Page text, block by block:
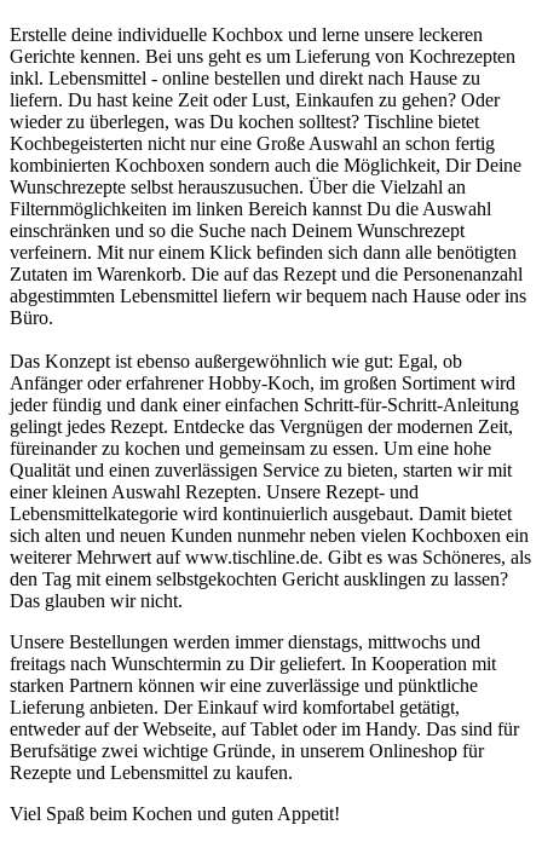
Erstelle deine individuelle Kochbox und lerne unsere leckeren
Gerichte kennen. Bei uns geht es um Lieferung von Kochrezepten
inkl. Lebensmittel - online bestellen und direkt nach Hause zu
liefern. Du hast keine Zeit oder Lust, Einkaufen zu gehen? Oder
wieder zu überlegen, was Du kochen solltest? Tischline bietet
Kochbegeisterten nicht nur eine Große Auswahl an schon fertig
kombinierten Kochboxen sondern auch die Möglichkeit, Dir Deine
Wunschrezepte selbst herauszusuchen. Über die Vielzahl an
Filternmöglichkeiten im linken Bereich kannst Du die Auswahl
einschränken und so die Suche nach Deinem Wunschrezept
verfeinern. Mit nur einem Klick befinden sich dann alle benötigten
Zutaten im Warenkorb. Die auf das Rezept und die Personenanzahl
abgestimmten Lebensmittel liefern wir bequem nach Hause oder ins
Büro.
Das Konzept ist ebenso außergewöhnlich wie gut: Egal, ob
Anfänger oder erfahrener Hobby-Koch, im großen Sortiment wird
jeder fündig und dank einer einfachen Schritt-für-Schritt-Anleitung
gelingt jedes Rezept. Entdecke das Vergnügen der modernen Zeit,
füreinander zu kochen und gemeinsam zu essen. Um eine hohe
Qualität und einen zuverlässigen Service zu bieten, starten wir mit
einer kleinen Auswahl Rezepten. Unsere Rezept- und
Lebensmittelkategorie wird kontinuierlich ausgebaut. Damit bietet
sich alten und neuen Kunden nunmehr neben vielen Kochboxen ein
weiterer Mehrwert auf www.tischline.de. Gibt es was Schöneres, als
den Tag mit einem selbstgekochten Gericht ausklingen zu lassen?
Das glauben wir nicht.
Unsere Bestellungen werden immer dienstags, mittwochs und
freitags nach Wunschtermin zu Dir geliefert. In Kooperation mit
starken Partnern können wir eine zuverlässige und pünktliche
Lieferung anbieten. Der Einkauf wird komfortabel getätigt,
entweder auf der Webseite, auf Tablet oder im Handy. Das sind für
Berufsätige zwei wichtige Gründe, in unserem Onlineshop für
Rezepte und Lebensmittel zu kaufen.
Viel Spaß beim Kochen und guten Appetit!